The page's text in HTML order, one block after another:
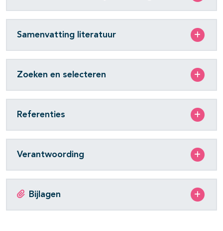
Samenvatting literatuur
Zoeken en selecteren
Referenties
Verantwoording
Bijlagen